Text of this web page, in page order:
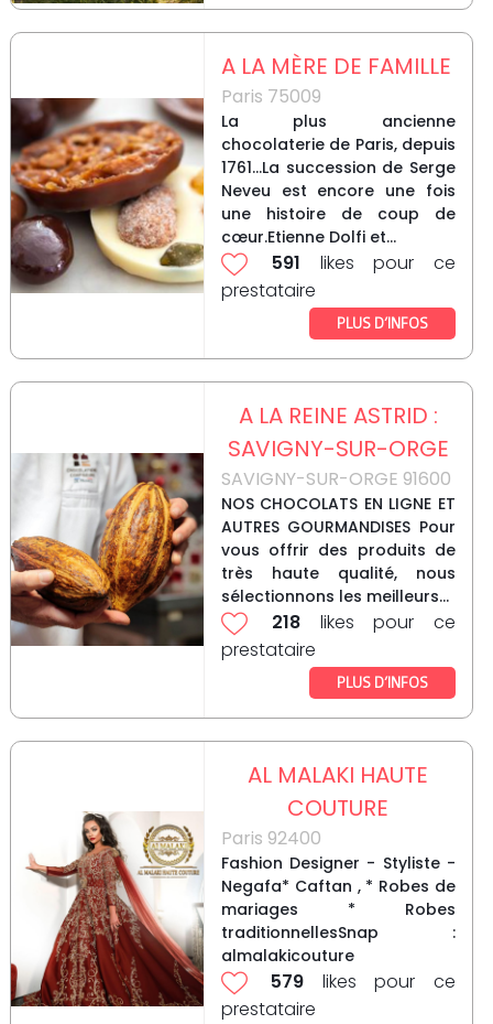
A LA MÈRE DE FAMILLE
Paris 75009
La plus ancienne
chocolaterie de Paris, depuis
1761...La succession de Serge
Neveu est encore une fois
une histoire de coup de
cœur.Etienne Dolfi et...
591 likes pour ce
prestataire
PLUS D’INFOS
A LA REINE ASTRID :
SAVIGNY-SUR-ORGE
SAVIGNY-SUR-ORGE 91600
NOS CHOCOLATS EN LIGNE ET
AUTRES GOURMANDISES Pour
vous offrir des produits de
très haute qualité, nous
sélectionnons les meilleurs...
218 likes pour ce
prestataire
PLUS D’INFOS
AL MALAKI HAUTE
COUTURE
Paris 92400
Fashion Designer - Styliste -
Negafa* Caftan , * Robes de
mariages * Robes
traditionnellesSnap :
almalakicouture
579 likes pour ce
prestataire